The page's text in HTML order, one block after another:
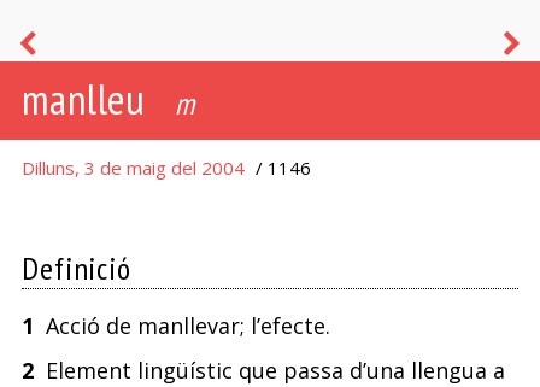
manlleu m
Dilluns, 3 de maig del 2004 / 1146
Definició
1 Acció de manllevar; l’efecte.
2Element lingüístic que passa d’una llengua a
divan